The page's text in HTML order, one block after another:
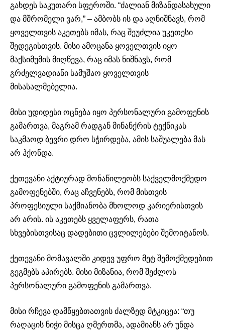
გახდეს საკუთარი სფეროში. “ძალიან მიზანდასახული
და მშრომელი ვარ,” – ამბობს ის და აღნიშნავს, რომ
ყოველთვის აკეთებს იმას, რაც შეუძლია უკეთესი
შედეგისთვის. მისი ამოცანა ყოველთვის იყო
მაქსიმუმის მიღწევა, რაც იმას ნიშნავს, რომ
გრძელვადიანი სამუშაო ყოველთვის
მისასალმებელია.
მისი უდიდესი ოცნება იყო პერსონალური გამოფენის
გამართვა, მაგრამ რადგან მინანქრის ტექნიკას
საკმაოდ ბევრი დრო სჭირდება, ამის საშუალება მას
არ ჰქონდა.
ქეთევანი აქტიურად მონაწილეობს საქველმოქმედო
გამოფენებში, რაც აჩვენებს, რომ მისთვის
პროფესიული საქმიანობა მხოლოდ კარიერისთვის
არ არის. ის აკეთებს ყველაფერს, რათა
სხვებისთვისაც დადებითი ცვლილებები შემოიტანოს.
ქეთევანი მომავალში კიდევ უფრო მეტ შემოქმედებით
გეგმებს აპირებს. მისი მიზანია, რომ შეძლოს
პერსონალური გამოფენის გამართვა.
მისი რჩევა დამწყებთათვის ძალზედ მტკიცეა: “თუ
რაღაცის ნიჭი მისცა ღმერთმა, ადამიანს არ უნდა